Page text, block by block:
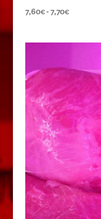
7,60€-7,70€Rango
hasta
7,70€